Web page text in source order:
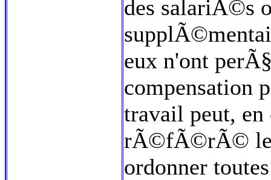
des salariÃ©s
eux n'ont
compensation
travail peut,
rÃ©fÃ©rÃ© le
ordonner